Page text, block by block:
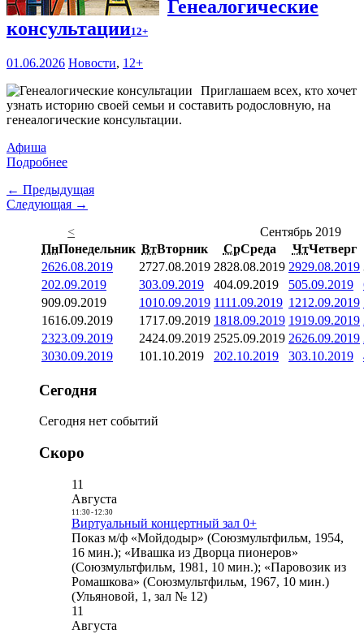
Генеалогические
консультации12+
01.06.2026 Новости, 12+
Приглашаем всех, кто хочет
узнать историю своей семьи и составить родословную, на
генеалогические консультации.
Афиша
Подробнее
← Предыдущая
Следующая →
<
Сентябрь 2019
ПнПонедельник ВтВторник СрСреда ЧтЧетверг
2626.08.2019 2727.08.2019 2828.08.2019 2929.08.2019
202.09.2019 303.09.2019 404.09.2019 505.09.2019
909.09.2019 1010.09.2019 1111.09.2019 1212.09.2019
1616.09.2019 1717.09.2019 1818.09.2019 1919.09.2019
2323.09.2019 2424.09.2019 2525.09.2019 2626.09.2019
3030.09.2019 101.10.2019 202.10.2019 303.10.2019
Сегодня
Сегодня нет событий
Скоро
11
Августа
11:30- 12:30
Виртуальный концертный зал 0+
Показ м/ф «Мойдодыр» (Союзмультфильм, 1954,
16 мин.); «Ивашка из Дворца пионеров»
(Союзмультфильм, 1981, 10 мин.); «Паровозик из
Ромашкова» (Союзмультфильм, 1967, 10 мин.)
(Ульяновой, 1, зал № 12)
11
Августа